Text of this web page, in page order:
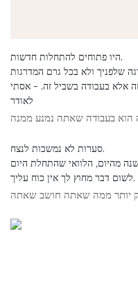
היו פתוחים להתחלות חדשות.
אלא בעבודה בשביל זה. - אסתי
לאודר
סערות לא נמשכות לנצח.
לשום דבר מחוץ לך אין כוח עליך.